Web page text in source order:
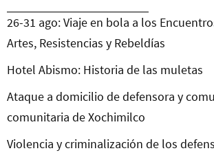
26-31 ago: Viaje en bola a los
Artes, Resistencias y Rebeldías
Hotel Abismo: Historia de las muletas
Ataque a domicilio de defensora y
comunitaria de Xochimilco
Violencia y criminalización de los